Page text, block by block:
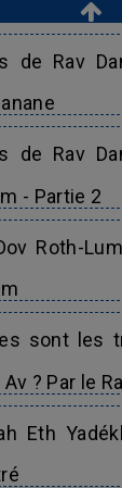
de Rav
de Rav
- Partie 2
Roth-
sont les
? Par le
Eth